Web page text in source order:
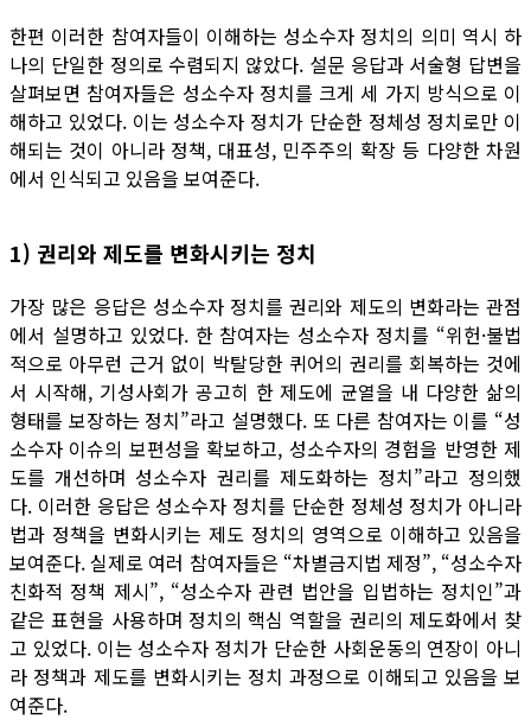
한편 이러한 참여자들이 이해하는 성소수자 정치의 의미 역시 하
나의 단일한 정의로 수렴되지 않았다. 설문 응답과 서술형 답변을
살펴보면 참여자들은 성소수자 정치를 크게 세 가지 방식으로 이
해하고 있었다. 이는 성소수자 정치가 단순한 정체성 정치로만 이
해되는 것이 아니라 정책, 대표성, 민주주의 확장 등 다양한 차원
에서 인식되고 있음을 보여준다.
1) 권리와 제도를 변화시키는 정치
가장 많은 응답은 성소수자 정치를 권리와 제도의 변화라는 관점
에서 설명하고 있었다. 한 참여자는 성소수자 정치를 “위헌·불법
적으로 아무런 근거 없이 박탈당한 퀴어의 권리를 회복하는 것에
서 시작해, 기성사회가 공고히 한 제도에 균열을 내 다양한 삶의
형태를 보장하는 정치”라고 설명했다. 또 다른 참여자는 이를 “성
소수자 이슈의 보편성을 확보하고, 성소수자의 경험을 반영한 제
도를 개선하며 성소수자 권리를 제도화하는 정치”라고 정의했
다. 이러한 응답은 성소수자 정치를 단순한 정체성 정치가 아니라
법과 정책을 변화시키는 제도 정치의 영역으로 이해하고 있음을
보여준다. 실제로 여러 참여자들은 “차별금지법 제정”, “성소수자
친화적 정책 제시”, “성소수자 관련 법안을 입법하는 정치인”과
같은 표현을 사용하며 정치의 핵심 역할을 권리의 제도화에서 찾
고 있었다. 이는 성소수자 정치가 단순한 사회운동의 연장이 아니
라 정책과 제도를 변화시키는 정치 과정으로 이해되고 있음을 보
여준다.